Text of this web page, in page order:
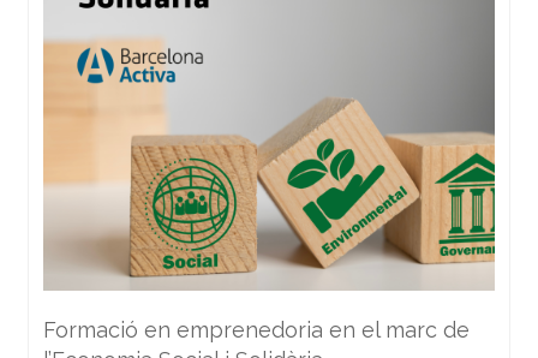
Formació en emprenedoria en el marc de